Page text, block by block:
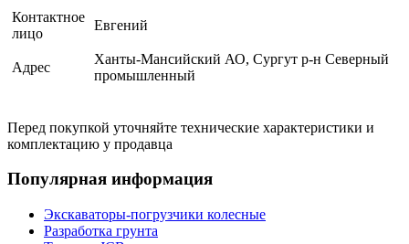
Контактное
лицо
Евгений
Адрес
Ханты-Мансийский АО, Сургут р-н Северный
промышленный
Перед покупкой уточняйте технические характеристики и
комплектацию у продавца
Популярная информация
Экскаваторы-погрузчики колесные
Разработка грунта